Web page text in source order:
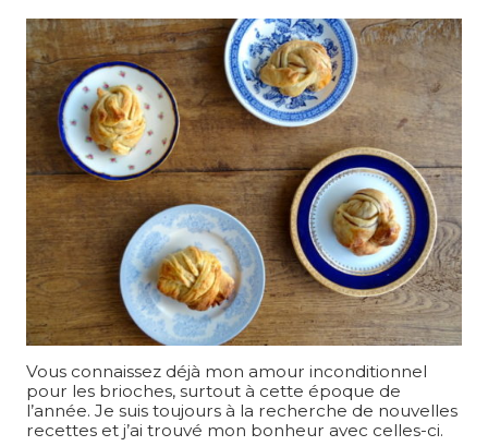
Vous connaissez déjà mon amour inconditionnel
pour les brioches, surtout à cette époque de
l’année. Je suis toujours à la recherche de nouvelles
recettes et j’ai trouvé mon bonheur avec celles-ci.